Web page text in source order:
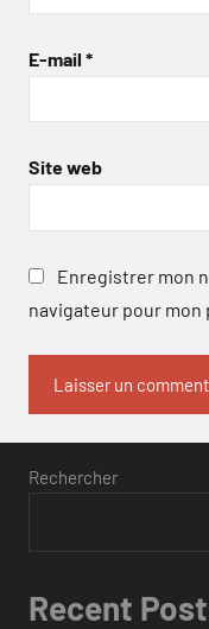
E-mail *
Site web
Enregistrer mon
navigateur pour mon
Rechercher
Recent